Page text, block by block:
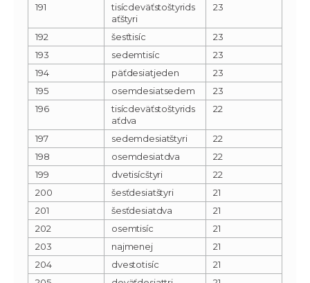
191
tisícdeväťstoštyrids
aťštyri
23
192 šesťtisíc
23
193
sedemtisíc
23
194
päťdesiatjeden
23
195
osemdesiatsedem
23
196
tisícdeväťstoštyrids
aťdva
22
197 sedemdesiatštyri
22
198
osemdesiatdva
22
199
dvetisícštyri
22
200
šesťdesiatštyri
21
201
šesťdesiatdva
21
202
osemtisíc
21
203
najmenej
21
204
dvestotisíc
21